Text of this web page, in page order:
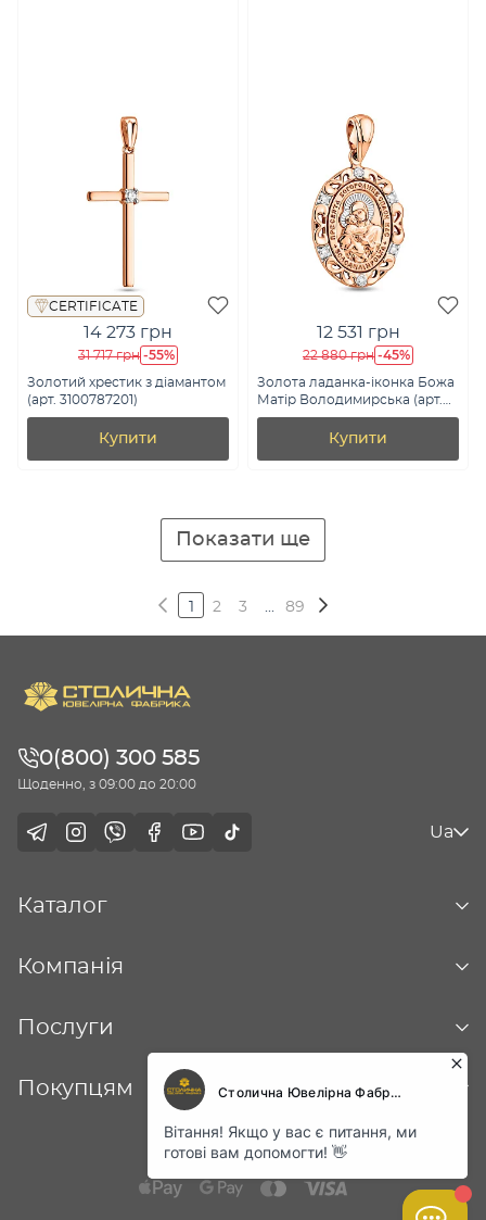
CERTIFICATE
14 273 грн
31 717 грн -55%
Золотий хрестик з діамантом
(арт. 3100787201)
Купити
12 531 грн
22 880 грн -45%
Золота ладанка-іконка Божа
Матір Володимирська (арт.
440616)
Купити
Показати ще
2 3 ... 89
0(800) 300 585
Щоденно, з 09:00 до 20:00
Ua
Каталог
Компанія
Послуги
Покупцям